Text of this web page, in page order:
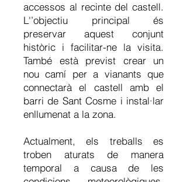
accessos al recinte del castell.
L'’objectiu principal és
preservar aquest conjunt
històric i facilitar-ne la visita.
També està previst crear un
nou camí per a vianants que
connectarà el castell amb el
barri de Sant Cosme i instal·lar
enllumenat a la zona.
Actualment, els treballs es
troben aturats de manera
temporal a causa de les